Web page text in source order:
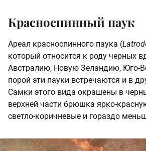
Красноспинный паук
Ареал красноспинного паука (
который относится к роду черных
Австралию, Новую Зеландию, Юго-
порой эти пауки встречаются и в
Самки этого вида окрашены в
верхней части брюшка ярко-
светло-коричневые и гораздо